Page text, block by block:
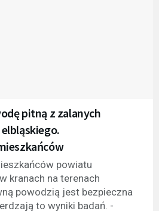
pitną z zalanych
powiatu
kranach na terenach
powodzią jest bezpieczna
to wyniki badań. -